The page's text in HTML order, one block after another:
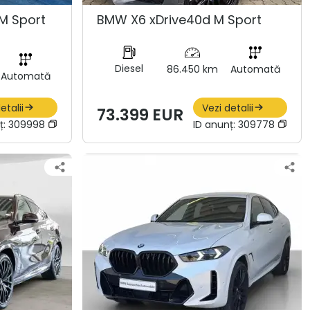
Sport
Automată
309998
BMW X6 xDrive40d M Sport
Diesel 86.450 km Automată
73.399 EUR
Vezi detalii
ID anunț: 309778